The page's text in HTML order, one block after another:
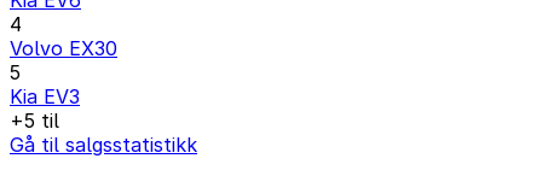
4
Volvo EX30
5
Kia EV3
+5 til
Gå til salgsstatistikk